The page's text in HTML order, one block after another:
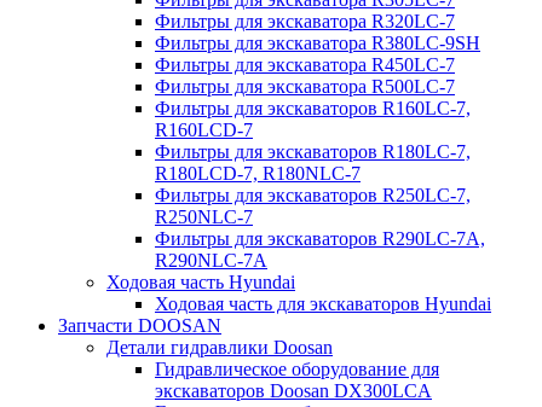
Фильтры для экскаватора R320LC-7
Фильтры для экскаватора R380LC-9SH
Фильтры для экскаватора R450LC-7
Фильтры для экскаватора R500LC-7
Фильтры для экскаваторов R160LC-7,
R160LCD-7
Фильтры для экскаваторов R180LC-7,
R180LCD-7, R180NLC-7
Фильтры для экскаваторов R250LC-7,
R250NLC-7
Фильтры для экскаваторов R290LC-7A,
R290NLC-7A
Ходовая часть Hyundai
Ходовая часть для экскаваторов Hyundai
Запчасти DOOSAN
Детали гидравлики Doosan
Гидравлическое оборудование для
экскаваторов Doosan DX300LCA